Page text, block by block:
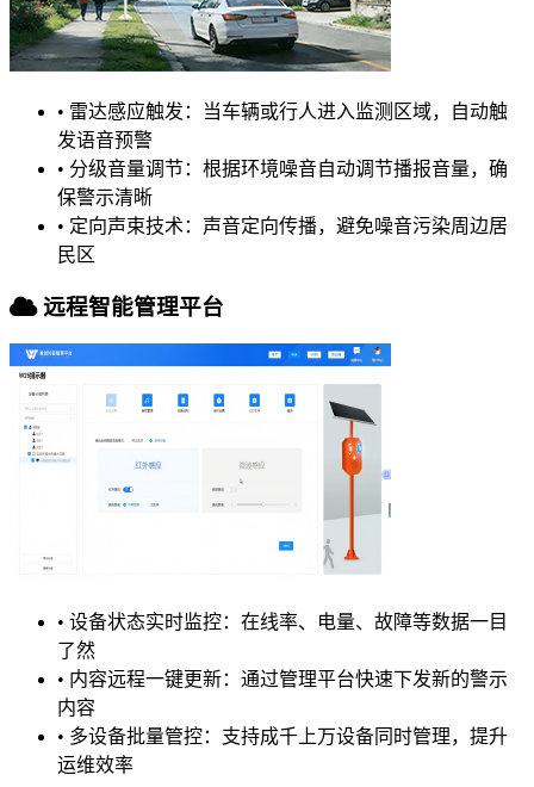
• 雷达感应触发：当车辆或行人进入监测区域，自动触
发语音预警
• 分级音量调节：根据环境噪音自动调节播报音量，确
保警示清晰
• 定向声束技术：声音定向传播，避免噪音污染周边居
民区
远程智能管理平台
• 设备状态实时监控：在线率、电量、故障等数据一目
了然
• 内容远程一键更新：通过管理平台快速下发新的警示
内容
• 多设备批量管控：支持成千上万设备同时管理，提升
运维效率